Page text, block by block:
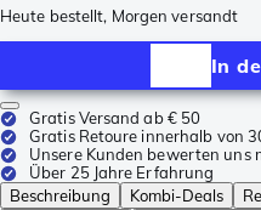
Heute bestellt, Morgen versandt
In
Gratis Versand ab € 50
Gratis Retoure innerhalb von
Unsere Kunden bewerten uns
Über 25 Jahre Erfahrung
Beschreibung
Kombi-Deals